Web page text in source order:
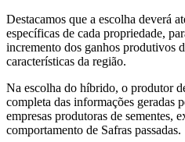
Destacamos que a escolha deverá
específicas de cada propriedade,
incremento dos ganhos produtivos
características da região.
Na escolha do híbrido, o produtor
completa das informações geradas
empresas produtoras de sementes,
comportamento de Safras passadas.